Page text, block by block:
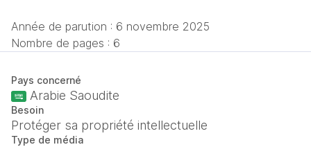
Année de parution : 6 novembre 2025
Nombre de pages : 6
Pays concerné
Arabie Saoudite
Besoin
Protéger sa propriété intellectuelle
Type de média